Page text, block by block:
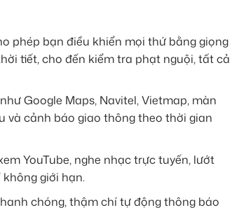
phép bạn điều khiển mọi thứ bằng giọng
tiết, cho đến kiểm tra phạt nguội, tất cả
Google Maps, Navitel, Vietmap, màn
và cảnh báo giao thông theo thời gian
YouTube, nghe nhạc trực tuyến, lướt
giới hạn.
chóng, thậm chí tự động thông báo